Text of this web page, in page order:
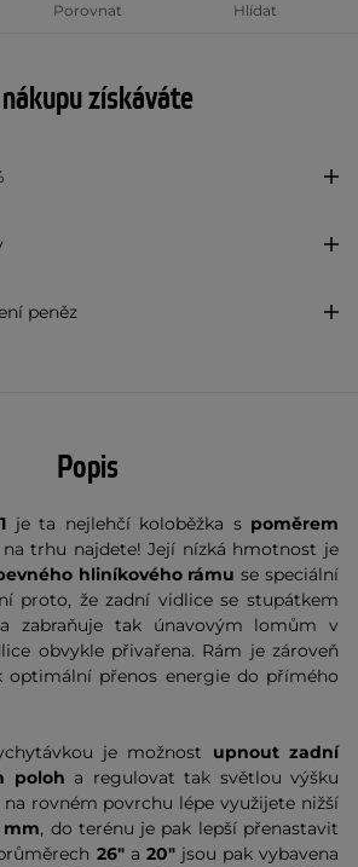
Porovnat Hlídat
získáváte
peněz
Popis
je ta nejlehčí koloběžka spoměrem
trhu najdete! Její nízká hmotnost je
hliníkového rámu se speciální
proto, že zadní vidlice se stupátkem
zabraňuje tak únavovým lomům v
obvykle přivařena. Rám je zároveň
optimální přenos energie do přímého
je možnost upnout zadní
poloh a regulovat tak světlou výšku
rovném povrchu lépe využijete nižší
mm, do terénu je pak lepší přenastavit
26" a 20" jsou pak vybavena